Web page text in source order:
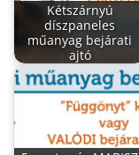
Kétszárnyú
díszpaneles
műanyag bejárati
ajtó